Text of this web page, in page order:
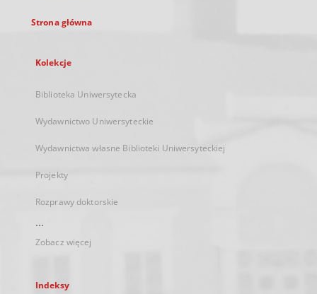
Strona główna
Kolekcje
Biblioteka Uniwersytecka
Wydawnictwo Uniwersyteckie
Wydawnictwa własne Biblioteki Uniwersyteckiej
Projekty
Rozprawy doktorskie
...
Zobacz więcej
Indeksy